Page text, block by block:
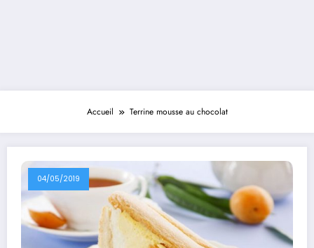
Accueil Terrine mousse au chocolat
04/05/2019